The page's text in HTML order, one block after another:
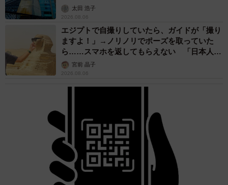
太田 浩子
2026.08.06
エジプトで自撮りしていたら、ガイドが「撮り
ますよ！」→ノリノリでポーズを取っていた
ら……スマホを返してもらえない 「日本人は
カモ代表かも」「私は6時間で3万円払った」
宮前 晶子
2026.08.06